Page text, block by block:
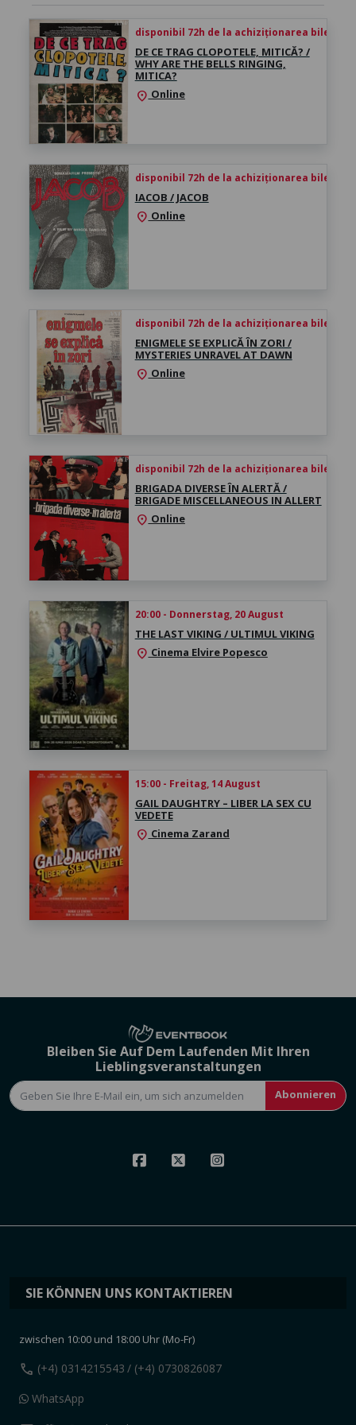
disponibil 72h de la achiziționarea biletului
DE CE TRAG CLOPOTELE, MITICĂ? /
WHY ARE THE BELLS RINGING,
MITICA?
location_on Online
disponibil 72h de la achiziționarea biletului
IACOB / JACOB
location_on Online
disponibil 72h de la achiziționarea biletului
ENIGMELE SE EXPLICĂ ÎN ZORI /
MYSTERIES UNRAVEL AT DAWN
location_on Online
disponibil 72h de la achiziționarea biletului
BRIGADA DIVERSE ÎN ALERTĂ /
BRIGADE MISCELLANEOUS IN ALLERT
location_on Online
20:00 - Donnerstag, 20 August
THE LAST VIKING / ULTIMUL VIKING
location_on Cinema Elvire Popesco
15:00 - Freitag, 14 August
GAIL DAUGHTRY – LIBER LA SEX CU
VEDETE
location_on Cinema Zarand
Bleiben Sie Auf Dem Laufenden Mit Ihren
Lieblingsveranstaltungen
Abonnieren
SIE KÖNNEN UNS KONTAKTIEREN
zwischen 10:00 und 18:00 Uhr (Mo-Fr)
call (+4) 0314215543 / (+4) 0730826087
WhatsApp